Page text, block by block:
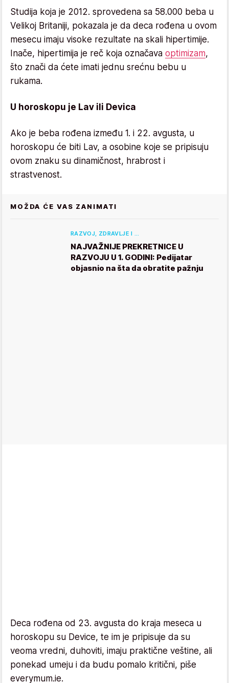
Studija koja je 2012. sprovedena sa 58.000 beba u
Velikoj Britaniji, pokazala je da deca rođena u ovom
mesecu imaju visoke rezultate na skali hipertimije.
Inače, hipertimija je reč koja označava optimizam,
što znači da ćete imati jednu srećnu bebu u
rukama.
U horoskopu je Lav ili Devica
Ako je beba rođena između 1. i 22. avgusta, u
horoskopu će biti Lav, a osobine koje se pripisuju
ovom znaku su dinamičnost, hrabrost i
strastvenost.
MOŽDA ĆE VAS ZANIMATI
RAZVOJ, ZDRAVLJE I …
NAJVAŽNIJE PREKRETNICE U
RAZVOJU U 1. GODINI: Pedijatar
objasnio na šta da obratite pažnju
Deca rođena od 23. avgusta do kraja meseca u
horoskopu su Device, te im je pripisuje da su
veoma vredni, duhoviti, imaju praktične veštine, ali
ponekad umeju i da budu pomalo kritični, piše
everymum.ie.